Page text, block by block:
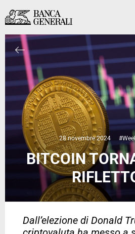
Vai al contenuto principale
Vai al contenuto principale
28 novembre 2024
BITCOIN
Dall’elezione di Donald